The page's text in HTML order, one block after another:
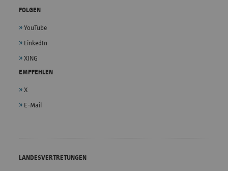
FOLGEN
YouTube
LinkedIn
XING
EMPFEHLEN
X
E-Mail
LANDESVERTRETUNGEN